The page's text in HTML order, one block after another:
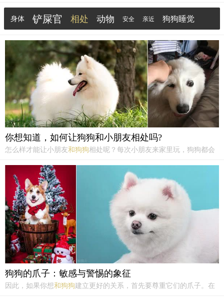
也不能一直让狗狗输。如果狗狗每次都胜利，它会自
信心膨胀，自我地位提升，并且久了也会觉得这个游
戏很无趣，没有挑战性。如果狗狗每次都输，狗狗会
觉得很失...
身体 铲屎官 相处 动物 安全 亲近 狗狗睡觉
奖励 观察 开心
你想知道，如何让狗狗和小朋友相处吗?
怎么样才能让小朋友和狗狗相处呢？每次小朋友来家里玩，狗狗都会
或者是皮肤，小孩大多数都是喜欢宠物的，我家有个亲戚的小孩大概
五岁了，每次来我家狗狗都会去扒她...
狗狗的爪子：敏感与警惕的象征
因此，如果你想和狗狗建立更好的关系，首先要尊重它们的爪子。在